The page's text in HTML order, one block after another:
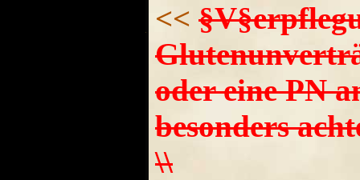
<<
oder eine PN
besonders
\\